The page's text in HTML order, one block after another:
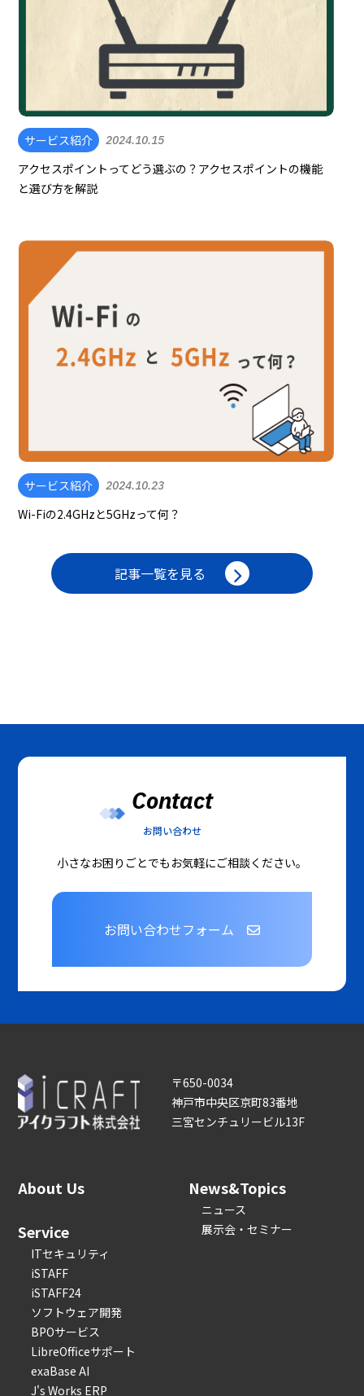
サービス紹介 2024.10.15
アクセスポイントってどう選ぶの？アクセスポイントの機能
と選び方を解説
サービス紹介 2024.10.23
Wi-Fiの2.4GHzと5GHzって何？
記事一覧を見る
Contact
お問い合わせ
小さなお困りごとでもお気軽にご相談ください。
お問い合わせフォーム
〒650-0034
神戸市中央区京町83番地
三宮センチュリービル13F
About Us
Service
ITセキュリティ
iSTAFF
iSTAFF24
ソフトウェア開発
BPOサービス
LibreOfficeサポート
exaBase AI
J's Works ERP
News&Topics
ニュース
展示会・セミナー